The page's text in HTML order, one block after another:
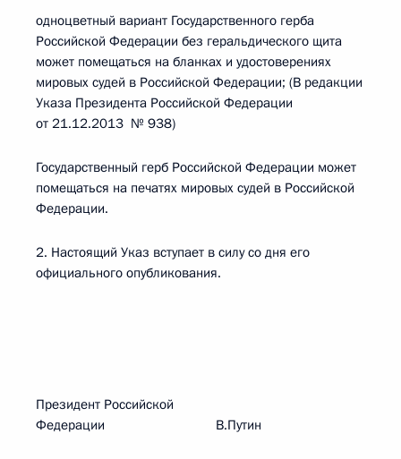
одноцветный вариант Государственного герба
Российской Федерации без геральдического щита
может помещаться на бланках и удостоверениях
мировых судей в Российской Федерации; (В редакции
Указа Президента Российской Федерации
от 21.12.2013 № 938)
Государственный герб Российской Федерации может
помещаться на печатях мировых судей в Российской
Федерации.
2. Настоящий Указ вступает в силу со дня его
официального опубликования.
Президент Российской
Федерации В.Путин